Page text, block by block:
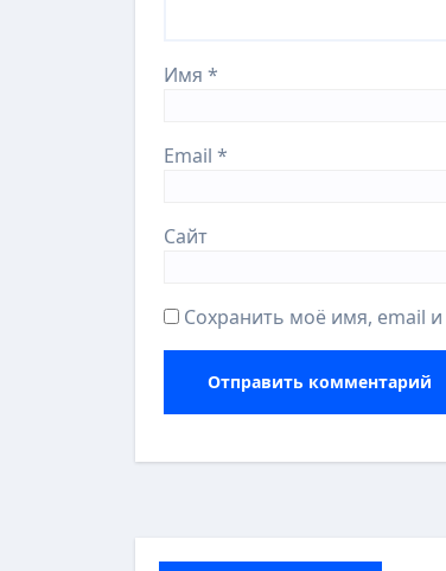
Имя *
Email *
Сайт
Сохранить моё имя, email